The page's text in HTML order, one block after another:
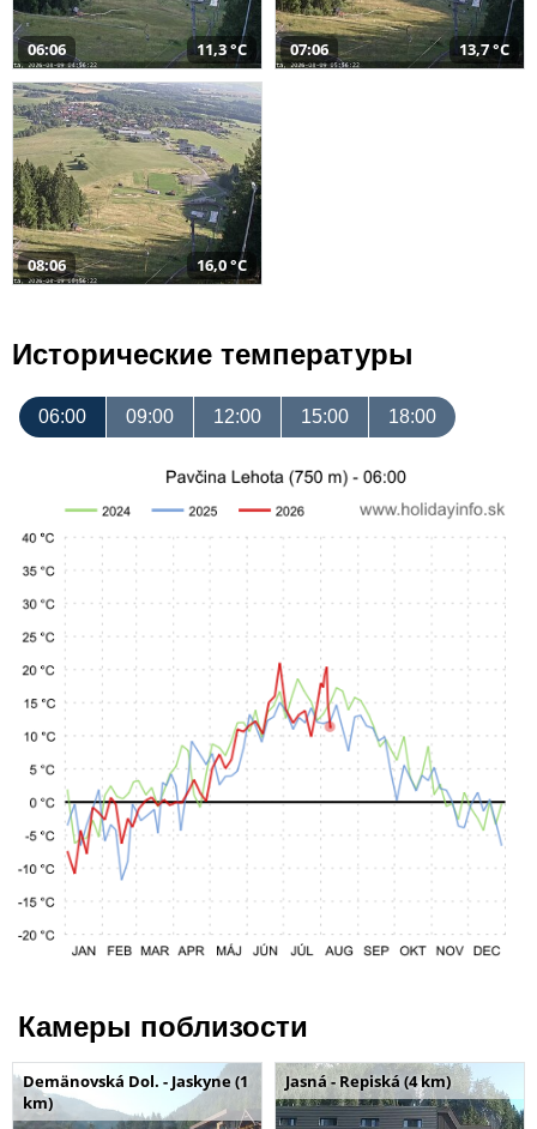
06:06 11,3 °C 07:06 13,7 °C
08:06 16,0 °C
Исторические температуры
06:00 09:00 12:00 15:00 18:00
Камеры поблизости
Demänovská Dol. - Jaskyne (1
km)
Jasná - Repiská (4 km)